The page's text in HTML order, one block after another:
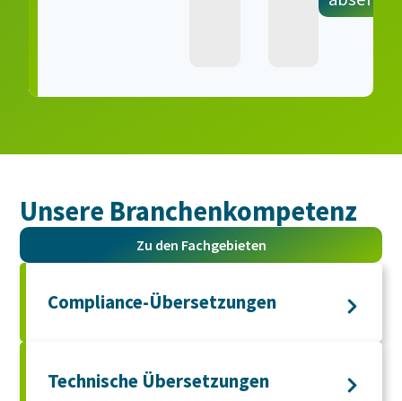
Unsere Branchen­kompetenz
Zu den Fachgebieten
Compliance-Übersetzungen
Technische Übersetzungen